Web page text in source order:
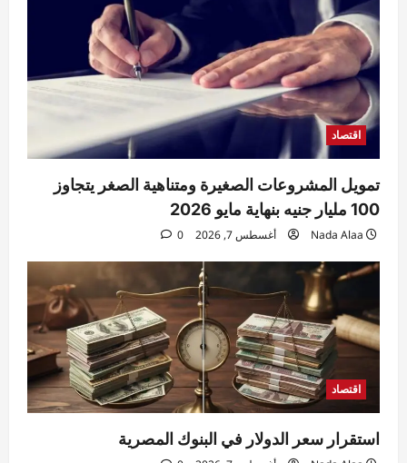
4 أغسطس 7, 2026
5
حوادث
مقتل مسن بورسعيد.. العثور على رجل مُقيد
اليدين والقدمين داخل منزله والأمن يكثف
التحريات
أغسطس 7, 2026 0
اقتصاد
تمويل المشروعات الصغيرة ومتناهية الصغر يتجاوز
100 مليار جنيه بنهاية مايو 2026
Nada Alaa أغسطس 7, 2026 0
اقتصاد
استقرار سعر الدولار في البنوك المصرية